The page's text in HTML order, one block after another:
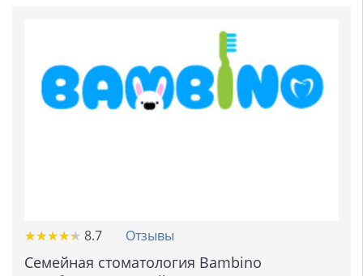
★★★★★
★★★★★ 8.7 Отзывы
Семейная стоматология Bambino